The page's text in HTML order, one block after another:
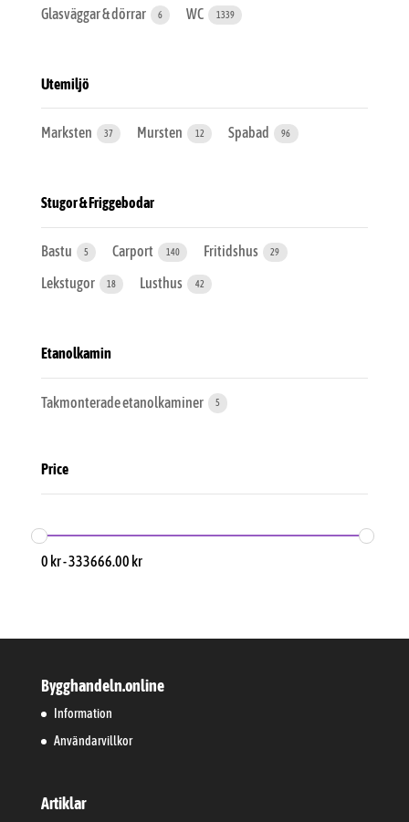
Glasväggar & dörrar 6 WC 1339
Utemiljö
Marksten 37 Mursten 12 Spabad 96
Stugor & Friggebodar
Bastu 5 Carport 140 Fritidshus 29
Lekstugor 18 Lusthus 42
Etanolkamin
Takmonterade etanolkaminer 5
Price
0 kr-333666.00 kr
Bygghandeln.online
Information
Användarvillkor
Artiklar